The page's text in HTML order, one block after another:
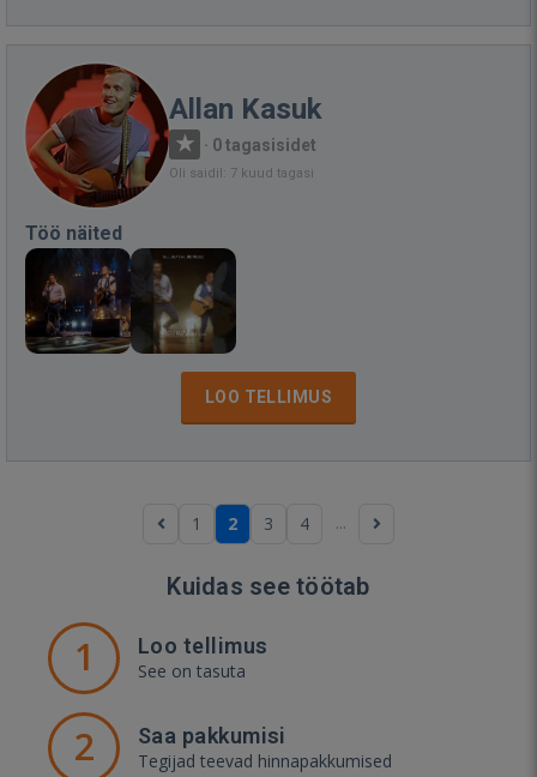
Allan Kasuk
· 0 tagasisidet
Oli saidil: 7 kuud tagasi
Töö näited
LOO TELLIMUS
1 2 3 4 ...
Kuidas see töötab
1 Loo tellimus
See on tasuta
2 Saa pakkumisi
Tegijad teevad hinnapakkumised